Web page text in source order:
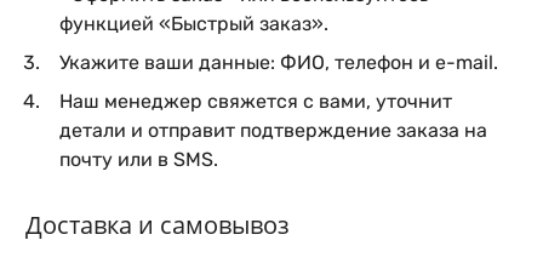
функцией «Быстрый заказ».
Укажите ваши данные: ФИО, телефон и e-mail.
Наш менеджер свяжется с вами, уточнит
детали и отправит подтверждение заказа на
почту или в SMS.
Доставка и самовывоз